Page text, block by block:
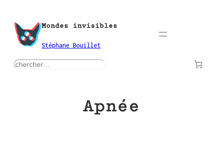
contenu
Mondes invisibles
Stéphane Bouillet
rechercher
Apnée